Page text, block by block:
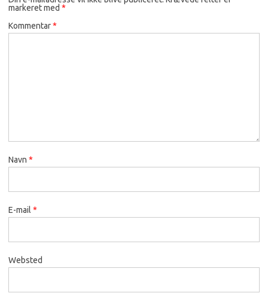
markeret med *
Kommentar*
Navn *
E-mail *
Websted